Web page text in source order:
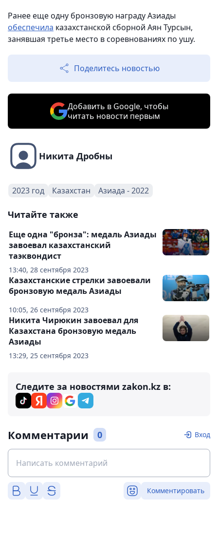
Ранее еще одну бронзовую награду Азиады
обеспечила казахстанской сборной Аян Турсын,
занявшая третье место в соревнованиях по ушу.
Поделитесь новостью
Добавить в Google, чтобы
читать новости первым
Никита Дробны
2023 год Казахстан Азиада - 2022
Читайте также
13:40, 28 сентября 2023
Еще одна "бронза": медаль Азиады
завоевал казахстанский
таэквондист
10:05, 26 сентября 2023
Казахстанские стрелки завоевали
бронзовую медаль Азиады
13:29, 25 сентября 2023
Никита Чирюкин завоевал для
Казахстана бронзовую медаль
Азиады
Следите за новостями zakon.kz в:
Комментарии 0 Вход
Комментировать